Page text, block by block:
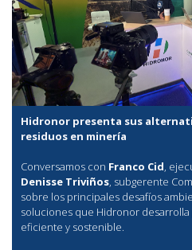
Hidronor presenta sus
residuos en minería
Conversamos con Franco Cid,
Denisse Triviños, subgerente
sobre los principales desafíos
soluciones que Hidronor desarrolla
eficiente y sostenible.